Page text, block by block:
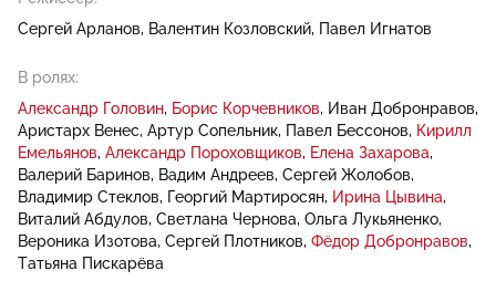
Сергей Арланов
Валентин Козловский Павел Игнатов
В ролях:
Александр Головин Борис Корчевников
Иван Добронравов
Аристарх Венес Артур Сопельник Павел Бессонов
Кирилл
Емельянов Александр Пороховщиков
Елена Захарова
Валерий Баринов
Вадим Андреев Сергей Жолобов
Владимир Стеклов
Георгий Мартиросян Ирина Цывина
Виталий Абдулов Светлана Чернова Ольга Лукьяненко
Вероника Изотова Сергей Плотников Фёдор Добронравов
Татьяна Пискарёва